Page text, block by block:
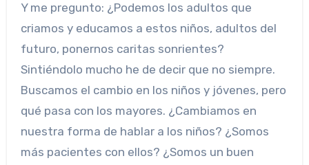
Y me pregunto: ¿Podemos los adultos que
criamos y educamos a estos niños, adultos del
futuro, ponernos caritas sonrientes?
Sintiéndolo mucho he de decir que no siempre.
Buscamos el cambio en los niños y jóvenes, pero
qué pasa con los mayores. ¿Cambiamos en
nuestra forma de hablar a los niños? ¿Somos
más pacientes con ellos? ¿Somos un buen